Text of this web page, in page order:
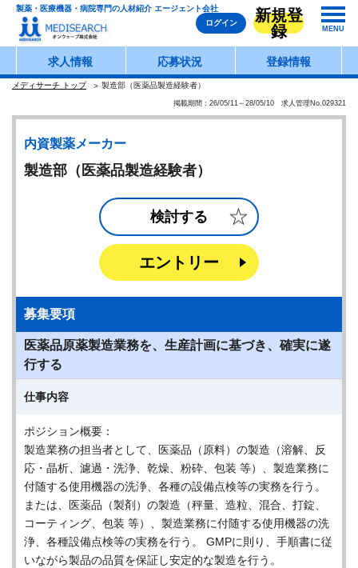
製薬・医療機器・病院専門の人材紹介 エージェント会社
ログイン
新規登
録
MENU
求人情報 応募状況 登録情報
メディサーチ トップ 製造部（医薬品製造経験者）
掲載期間：26/05/11～28/05/10 求人管理No.029321
内資製薬メーカー
製造部（医薬品製造経験者）
検討する
エントリー
募集要項
医薬品原薬製造業務を、生産計画に基づき、確実に遂
行する
仕事内容
ポジション概要：
製造業務の担当者として、医薬品（原料）の製造（溶解、反
応・晶析、濾過・洗浄、乾燥、粉砕、包装 等）、製造業務に
付随する使用機器の洗浄、各種の設備点検等の実務を行う。
または、医薬品（製剤）の製造（秤量、造粒、混合、打錠、
コーティング、包装 等）、製造業務に付随する使用機器の洗
浄、各種設備点検等の実務を行う。 GMPに則り、手順書に従
いながら製品の品質を保証し安定的な製造を行う。